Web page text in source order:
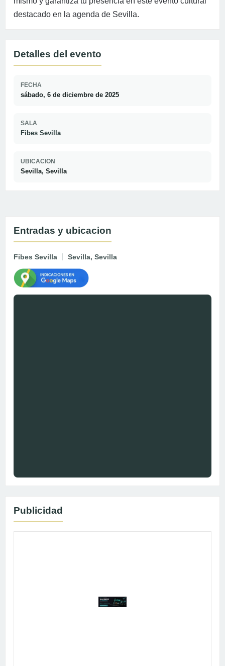
destacado en la agenda de Sevilla.
Detalles del evento
FECHA
sábado, 6 de diciembre de 2025
SALA
Fibes Sevilla
UBICACION
Sevilla, Sevilla
Entradas y ubicacion
Fibes Sevilla Sevilla, Sevilla
Publicidad
Publicidad